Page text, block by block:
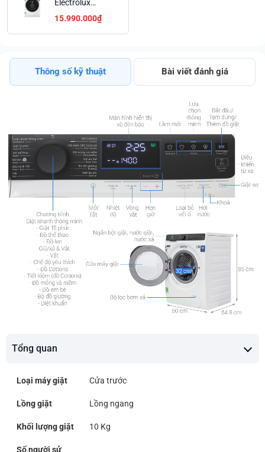
Electrolux
EWF1043R7WC
Tiện Lợi Giá Ưu
15.990.000₫
Thông số kỹ thuật Bài viết đánh giá
Tổng quan
Loại máy giặt Cửa trước
Lồng giặt Lồng ngang
Khối lượng giặt 10 Kg
Số người sử